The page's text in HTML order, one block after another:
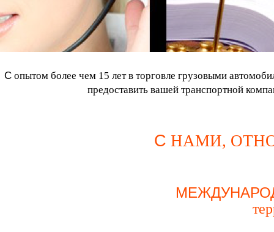
С НАМИ,
С опытом более чем 15 лет в торговле грузовыми
предоставить вашей транспортной